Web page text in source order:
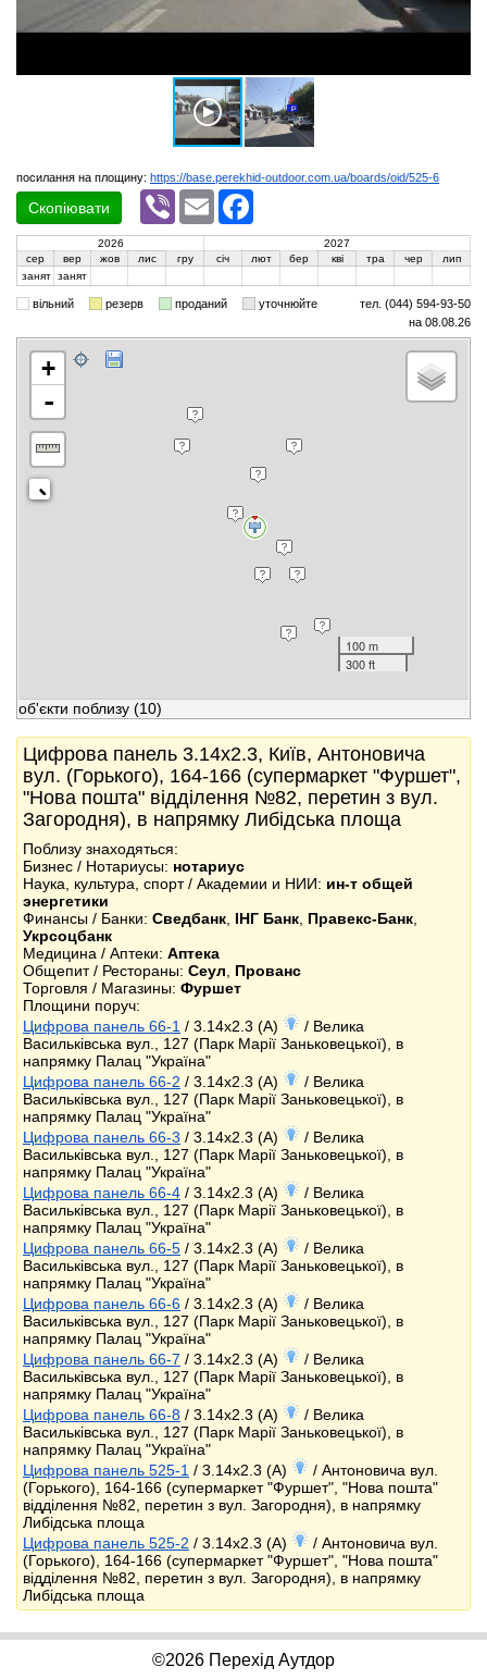
посилання на площину: https://base.perekhid-outdoor.com.ua/boards/oid/525-6
Скопіювати
Viber Email
2026
2027
сер
вер жов лис гру січ лют бер кві тра чер
лип
занят занят
вільний резерв проданий уточнюйте
тел. (044) 594-93-50
на 08.08.26
+
-
100 m
300 ft
об'єкти поблизу (10)
Цифрова панель 3.14x2.3, Київ, Антоновича
вул. (Горького), 164-166 (супермаркет "Фуршет",
"Нова пошта" відділення №82, перетин з вул.
Загородня), в напрямку Либідська площа
Поблизу знаходяться:
Бизнес / Нотариусы: нотариус
Наука, культура, спорт / Академии и НИИ: ин-т общей
энергетики
Финансы / Банки: Сведбанк ІНГ Банк Правекс-Банк
Укрсоцбанк
Медицина / Аптеки: Аптека
Общепит / Рестораны: Сеул
Прованс
Торговля / Магазины: Фуршет
Площини поруч:
Цифрова панель 66-1 / 3.14x2.3 (A)
/ Велика
Васильківська вул., 127 (Парк Марії Заньковецької), в
напрямку Палац "Україна"
Цифрова панель 66-2 / 3.14x2.3 (A)
/ Велика
Васильківська вул., 127 (Парк Марії Заньковецької), в
напрямку Палац "Україна"
Цифрова панель 66-3 / 3.14x2.3 (A)
/ Велика
Васильківська вул., 127 (Парк Марії Заньковецької), в
напрямку Палац "Україна"
Цифрова панель 66-4 / 3.14x2.3 (A)
/ Велика
Васильківська вул., 127 (Парк Марії Заньковецької), в
напрямку Палац "Україна"
Цифрова панель 66-5 / 3.14x2.3 (A)
/ Велика
Васильківська вул., 127 (Парк Марії Заньковецької), в
напрямку Палац "Україна"
Цифрова панель 66-6 / 3.14x2.3 (A)
/ Велика
Васильківська вул., 127 (Парк Марії Заньковецької), в
напрямку Палац "Україна"
Цифрова панель 66-7 / 3.14x2.3 (A)
/ Велика
Васильківська вул., 127 (Парк Марії Заньковецької), в
напрямку Палац "Україна"
Цифрова панель 66-8 / 3.14x2.3 (A)
/ Велика
Васильківська вул., 127 (Парк Марії Заньковецької), в
напрямку Палац "Україна"
Цифрова панель 525-1 / 3.14x2.3 (A)
/ Антоновича вул.
(Горького), 164-166 (супермаркет "Фуршет", "Нова пошта"
відділення №82, перетин з вул. Загородня), в напрямку
Либідська площа
Цифрова панель 525-2 / 3.14x2.3 (A)
/ Антоновича вул.
(Горького), 164-166 (супермаркет "Фуршет", "Нова пошта"
відділення №82, перетин з вул. Загородня), в напрямку
Либідська площа
©2026 Перехід Аутдор